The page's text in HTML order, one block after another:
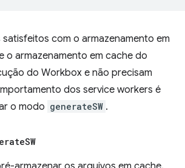
com o armazenamento em
o armazenamento em cache do
do Workbox e não precisam
dos service workers é
o modo generateSW .
SW